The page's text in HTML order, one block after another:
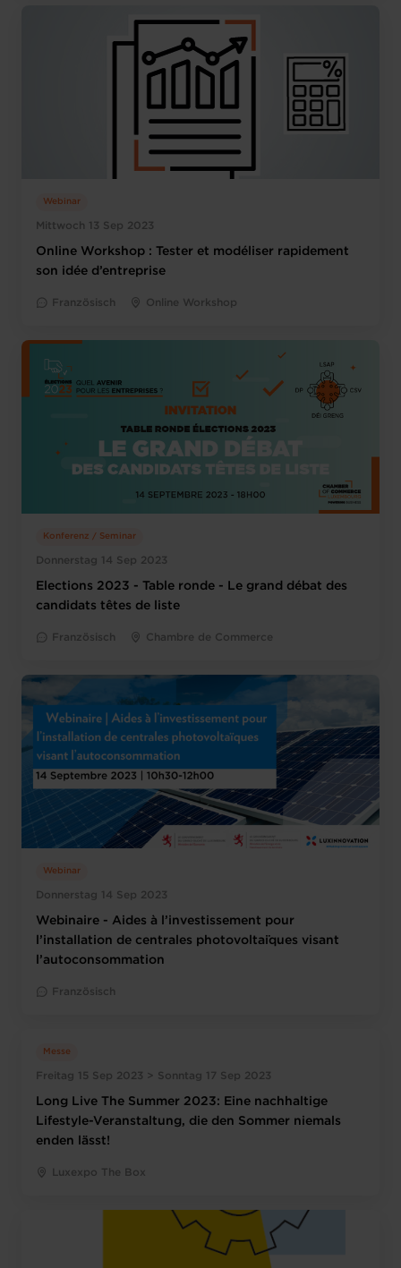
Mittwoch 13 Sep 2023
Webinar
Online Workshop : Tester et modéliser rapidement
son idée d’entreprise
Französisch Online Workshop
Donnerstag 14 Sep 2023
Konferenz / Seminar
Elections 2023 - Table ronde - Le grand débat des
candidats têtes de liste
Französisch Chambre de Commerce
Donnerstag 14 Sep 2023
Webinar
Webinaire - Aides à l’investissement pour
l’installation de centrales photovoltaïques visant
l’autoconsommation
Französisch
Freitag 15 Sep 2023 > Sonntag 17 Sep 2023
Messe
Long Live The Summer 2023: Eine nachhaltige
Lifestyle-Veranstaltung, die den Sommer niemals
enden lässt!
Luxexpo The Box